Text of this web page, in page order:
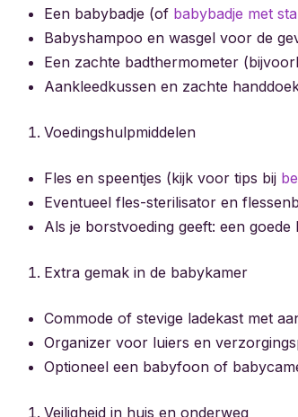
Een babybadje (of babybadje met
Babyshampoo en wasgel voor de
Een zachte badthermometer
Aankleedkussen en zachte
Voedingshulpmiddelen
Fles en speentjes (kijk voor tips bij
Eventueel fles-sterilisator en
Als je borstvoeding geeft: een goede
Extra gemak in de babykamer
Commode of stevige ladekast met
Organizer voor luiers en
Optioneel een babyfoon of
Veiligheid in huis en onderweg